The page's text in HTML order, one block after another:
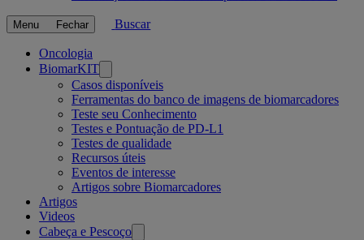
Menu Fechar Buscar
Related
pages
Oncologia
BiomarKIT
Casos disponíveis
Ferramentas do banco de imagens de biomarcadores
Teste seu Conhecimento
Testes e Pontuação de PD-L1
Testes de qualidade
Recursos úteis
Eventos de interesse
Artigos sobre Biomarcadores
Artigos
Videos
Cabeça e Pescoço